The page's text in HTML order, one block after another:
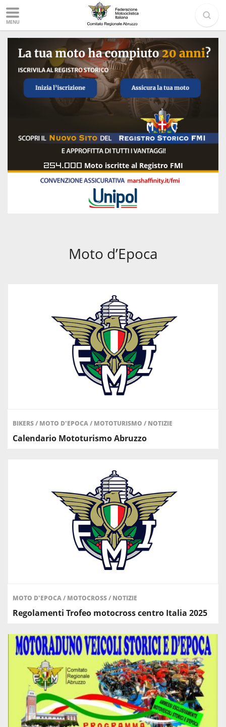
MENU
254.000 Moto iscritte al Registro FMI
Moto d’Epoca
BIKERS/ MOTO D'EPOCA/ MOTOTURISMO / NOTIZIE
Calendario Mototurismo Abruzzo
MOTO D'EPOCA/ MOTOCROSS/ NOTIZIE
Regolamenti Trofeo motocross centro Italia 2025